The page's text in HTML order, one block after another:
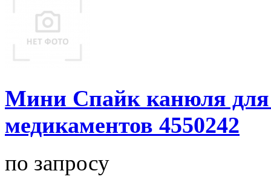
Мини Спайк канюля для
медикаментов 4550242
по запросу